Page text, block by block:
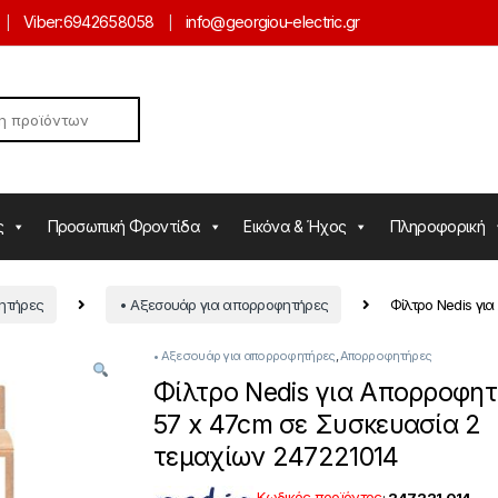
Viber:6942658058 info@georgiou-electric.gr
Προσωπική Φροντίδα Εικόνα & Ήχος Πληροφορική
• Αξεσουάρ για απορροφητήρες Φίλτρο Nedis
• Αξεσουάρ για απορροφητήρες Απορροφητήρες
Φίλτρο Nedis για
57 x 47cm σε Συσκευασία 2
τεμαχίων 247221014